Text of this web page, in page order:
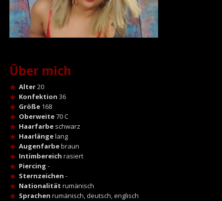
Über mich
Alter20
Konfektion 36
Größe168
Oberweite70 C
Haarfarbeschwarz
Haarlängelang
Augenfarbebraun
Intimbereich rasiert
Piercing -
Sternzeichen -
Nationalität rumänisch
Sprachen rumänisch, deutsch, englisch